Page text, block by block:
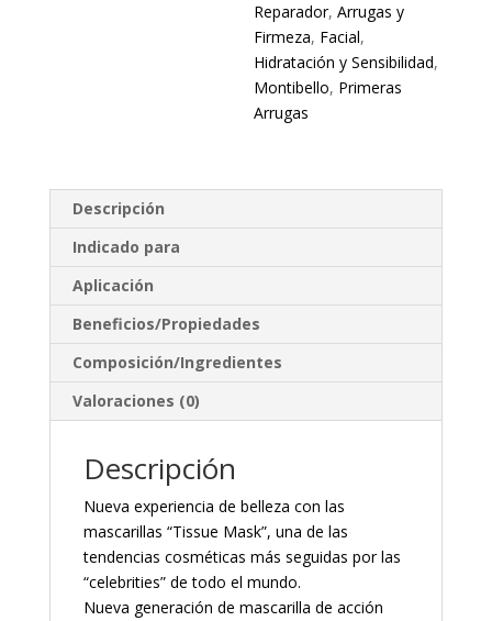
Reparador,Arrugas y
Firmeza, Facial,
Hidratación y Sensibilidad,
Montibello, Primeras
Arrugas
Descripción
Indicado para
Aplicación
Beneficios/Propiedades
Composición/Ingredientes
Valoraciones (0)
Descripción
Nueva experiencia de belleza con las
mascarillas “Tissue Mask”, una de las
tendencias cosméticas más seguidas por las
“celebrities” de todo el mundo.
Nueva generación de mascarilla de acción